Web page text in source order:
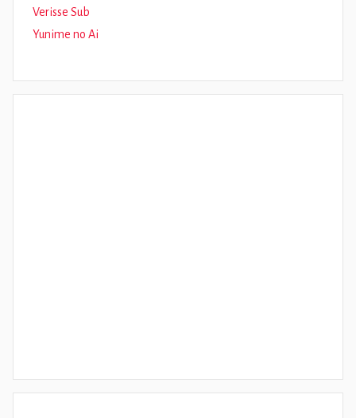
Verisse Sub
Yunime no Ai